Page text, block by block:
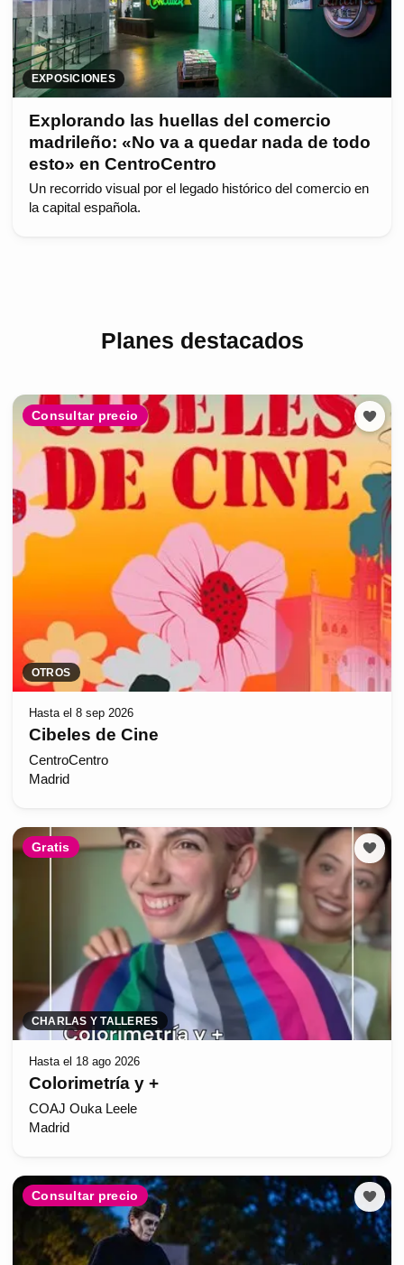
EXPOSICIONES
Explorando las huellas del comercio
madrileño: «No va a quedar nada de todo
esto» en CentroCentro
Un recorrido visual por el legado histórico del comercio en
la capital española.
Planes destacados
Consultar precio
OTROS
Hasta el 8 sep 2026
Cibeles de Cine
CentroCentro
Madrid
Gratis
CHARLAS Y TALLERES
Hasta el 18 ago 2026
Colorimetría y +
COAJ Ouka Leele
Madrid
Consultar precio